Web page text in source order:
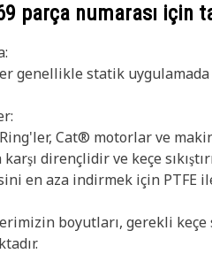
parça numarası için
genellikle statik uygulamada
Cat® motorlar ve
karşı dirençlidir ve keçe
en aza indirmek için PTFE
boyutları, gerekli keçe